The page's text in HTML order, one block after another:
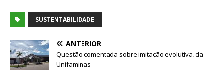
SUSTENTABILIDADE
ANTERIOR
Questão comentada sobre imitação evolutiva, da
Unifaminas